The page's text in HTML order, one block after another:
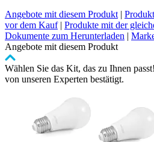
Angebote mit diesem Produkt |
vor dem Kauf | Produkte mit der
Dokumente zum Herunterladen |
Angebote mit diesem Produkt
Wählen Sie das Kit, das zu Ihnen
von unseren Experten bestätigt.
Karussell